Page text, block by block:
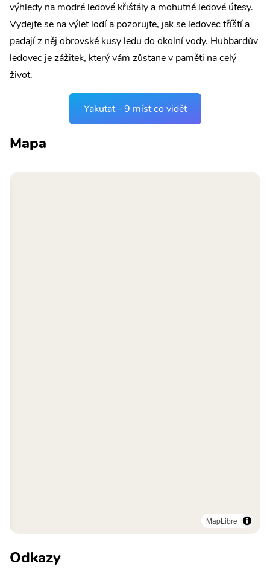
výhledy na modré ledové křišťály a mohutné ledové útesy.
Vydejte se na výlet lodí a pozorujte, jak se ledovec tříští a
padají z něj obrovské kusy ledu do okolní vody. Hubbardův
ledovec je zážitek, který vám zůstane v paměti na celý
život.
Yakutat - 9 míst co vidět
Mapa
MapLibre
Odkazy